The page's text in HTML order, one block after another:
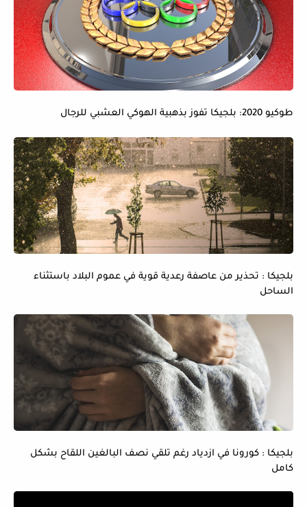
طوكيو 2020: بلجيكا تفوز بذهبية الهوكي العشبي للرجال
بلجيكا : تحذير من عاصفة رعدية قوية في عموم البلاد باستثناء
الساحل
بلجيكا : كورونا في ازدياد رغم تلقي نصف البالغين اللقاح بشكل
كامل